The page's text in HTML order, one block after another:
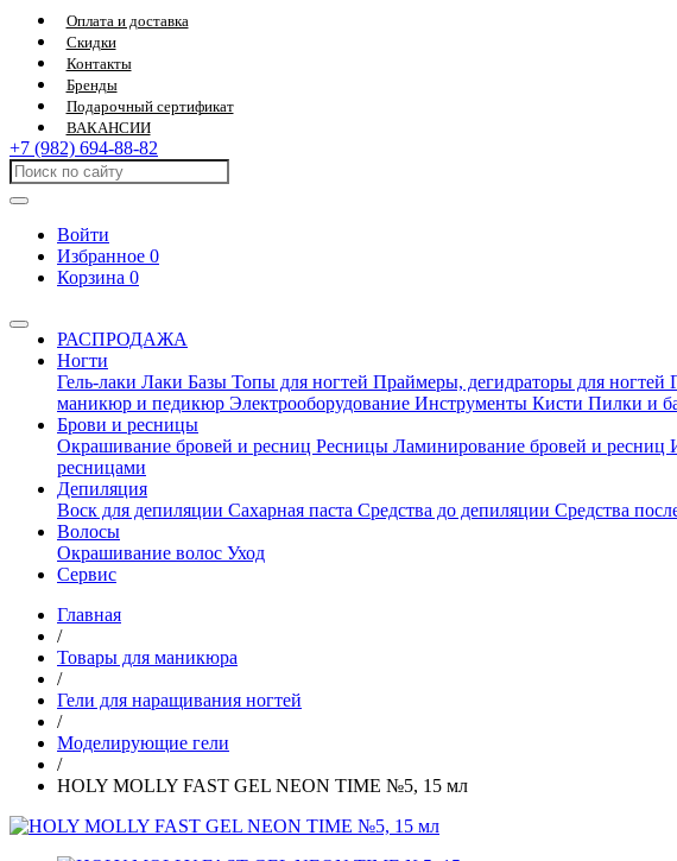
Оплата и доставка
Скидки
Контакты
Бренды
Подарочный сертификат
ВАКАНСИИ
+7 (982) 694-88-82
Войти
Избранное 0
Корзина 0
РАСПРОДАЖА
Ногти
Гель-лаки Лаки Базы Топы для ногтей Праймеры, дегидраторы для ногтей
маникюр и педикюр Электрооборудование Инструменты Кисти Пилки и
Брови и ресницы
Окрашивание бровей и ресниц Ресницы Ламинирование бровей и ресниц
ресницами
Депиляция
Воск для депиляции Сахарная паста Средства до депиляции Средства
Волосы
Окрашивание волос Уход
Сервис
Главная
/
Товары для маникюра
/
Гели для наращивания ногтей
/
Моделирующие гели
/
HOLY MOLLY FAST GEL NEON TIME №5, 15 мл